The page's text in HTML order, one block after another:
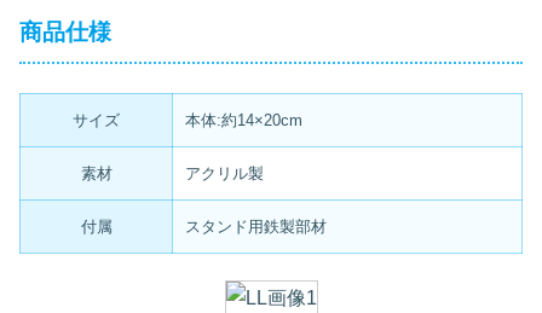
商品仕様
サイズ 本体:約14×20cm
素材 アクリル製
付属 スタンド用鉄製部材